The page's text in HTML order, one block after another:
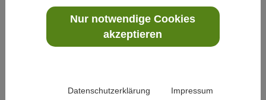
Nur notwendige Cookies
akzeptieren
Datenschutzerklärung Impressum